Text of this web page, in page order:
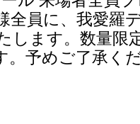
全員に、我愛羅
します。数量限
。予めご了承く